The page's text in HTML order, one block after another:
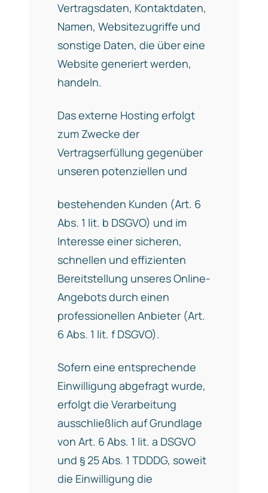
Vertragsdaten, Kontaktdaten,
Namen, Websitezugriffe und
sonstige Daten, die über eine
Website generiert werden,
handeln.
Das externe Hosting erfolgt
zum Zwecke der
Vertragserfüllung gegenüber
unseren potenziellen und
bestehenden Kunden (Art. 6
Abs. 1 lit. b DSGVO) und im
Interesse einer sicheren,
schnellen und effizienten
Bereitstellung unseres Online-
Angebots durch einen
professionellen Anbieter (Art.
6 Abs. 1 lit. f DSGVO).
Sofern eine entsprechende
Einwilligung abgefragt wurde,
erfolgt die Verarbeitung
ausschließlich auf Grundlage
von Art. 6 Abs. 1 lit. a DSGVO
und § 25 Abs. 1 TDDDG, soweit
die Einwilligung die